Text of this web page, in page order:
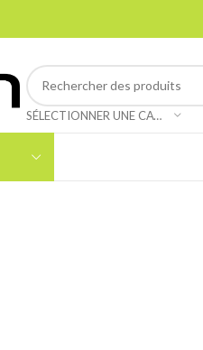
SÉLECTIONNER UNE CATÉGORIE